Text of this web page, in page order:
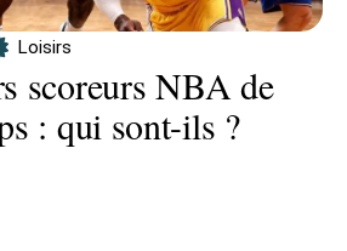
Loisirs
scoreurs NBA de
: qui sont-ils ?